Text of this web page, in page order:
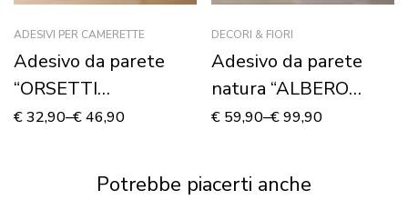
ADESIVI PER CAMERETTE
Adesivo da parete
“ORSETTI
DIVERTENTI” –
€32,90–€46,90
DECORI & FIORI
Adesivo da parete
natura “ALBERO
D’AUTUNNO”
€ 59,90–€99,90
Potrebbe piacerti anche